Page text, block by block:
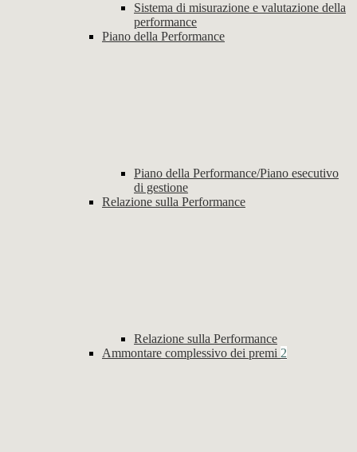
Sistema di misurazione e valutazione della
performance
Piano della Performance
Piano della Performance/Piano esecutivo
di gestione
Relazione sulla Performance
Relazione sulla Performance
Ammontare complessivo dei premi 2